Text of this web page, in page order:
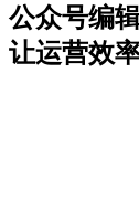
公众号编
让运营效